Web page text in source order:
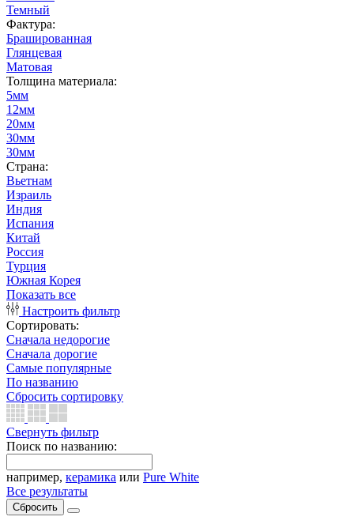
Темный
Фактура:
Брашированная
Глянцевая
Матовая
Толщина материала:
5мм
12мм
20мм
30мм
30мм
Страна:
Вьетнам
Израиль
Индия
Испания
Китай
Россия
Турция
Южная Корея
Показать все
Настроить фильтр
Сортировать:
Сначала недорогие
Сначала дорогие
Самые популярные
По названию
Сбросить сортировку
Свернуть фильтр
Поиск по названию:
например, керамика или Pure White
Все результаты
Сбросить